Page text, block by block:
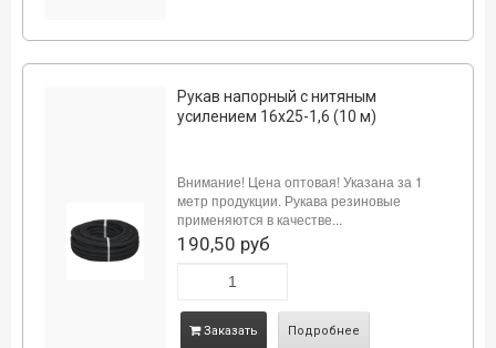
Рукав напорный с нитяным
усилением 16х25-1,6 (10 м)
Внимание! Цена оптовая! Указана за 1
метр продукции. Рукава резиновые
применяются в качестве...
190,50 руб
Заказать Подробнее